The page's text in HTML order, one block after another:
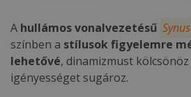
A hullámos vonalvezetésű Synus
színben a stílusok figyelemre
lehetővé, dinamizmust
igényességet sugároz.